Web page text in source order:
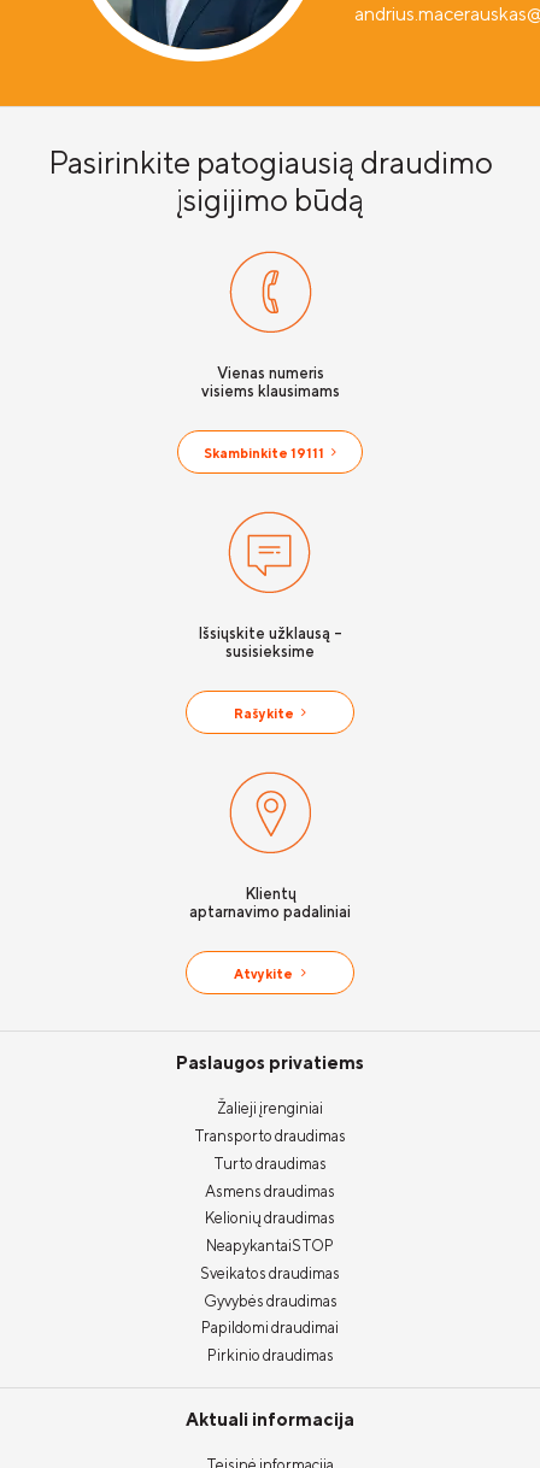
Pasirinkite patogiausią draudimo
įsigijimo būdą
Vienas numeris
visiems klausimams
Skambinkite 19111
Išsiųskite užklausą -
susisieksime
Rašykite
Klientų
aptarnavimo padaliniai
Atvykite
Paslaugos privatiems
Žalieji įrenginiai
Transporto draudimas
Turto draudimas
Asmens draudimas
Kelionių draudimas
NeapykantaiSTOP
Sveikatos draudimas
Gyvybės draudimas
Papildomi draudimai
Pirkinio draudimas
Aktuali informacija